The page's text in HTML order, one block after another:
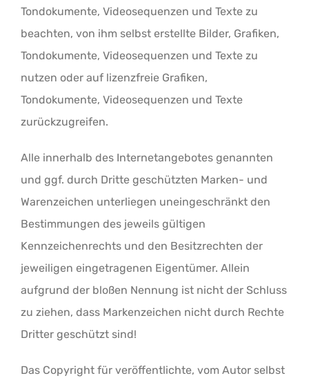
Tondokumente, Videosequenzen und Texte zu
beachten, von ihm selbst erstellte Bilder, Grafiken,
Tondokumente, Videosequenzen und Texte zu
nutzen oder auf lizenzfreie Grafiken,
Tondokumente, Videosequenzen und Texte
zurückzugreifen.
Alle innerhalb des Internetangebotes genannten
und ggf. durch Dritte geschützten Marken- und
Warenzeichen unterliegen uneingeschränkt den
Bestimmungen des jeweils gültigen
Kennzeichenrechts und den Besitzrechten der
jeweiligen eingetragenen Eigentümer. Allein
aufgrund der bloßen Nennung ist nicht der Schluss
zu ziehen, dass Markenzeichen nicht durch Rechte
Dritter geschützt sind!
Das Copyright für veröffentlichte, vom Autor selbst